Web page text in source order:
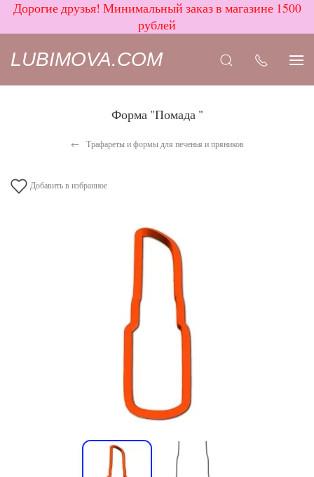
Дорогие друзья! Минимальный заказ в магазине 1500
рублей
LUBIMOVA.COM
Форма "Помада "
Трафареты и формы для печенья и пряников
Добавить в избранное